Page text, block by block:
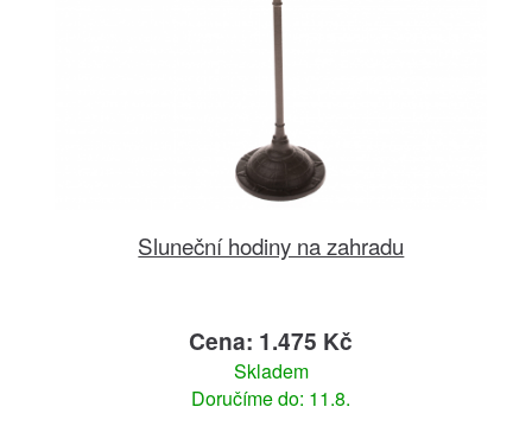
Sluneční hodiny na zahradu
Cena: 1.475 Kč
Skladem
Doručíme do: 11.8.